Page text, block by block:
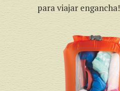
para viajar engancha!